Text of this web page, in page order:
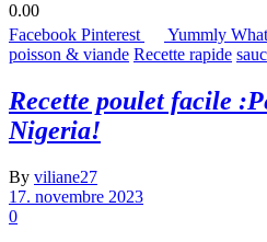
0.00
Facebook Pinterest Yummly
poisson & viande Recette rapide
Recette poulet facile
Nigeria!
By viliane27
17. novembre 2023
0